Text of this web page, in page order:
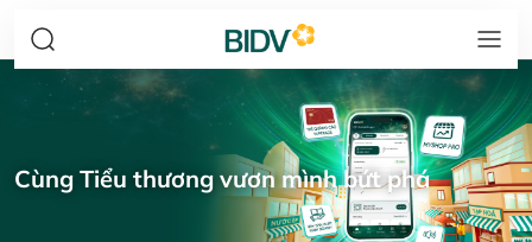
Cùng Tiểu thương vươn mình bứt phá